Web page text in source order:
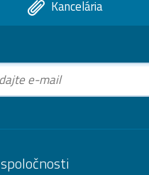
Kancelária